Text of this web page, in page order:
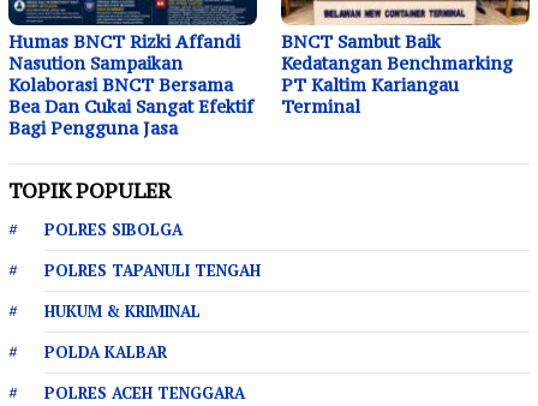
Humas BNCT Rizki Affandi
Nasution Sampaikan
Kolaborasi BNCT Bersama
Bea Dan Cukai Sangat Efektif
Bagi Pengguna Jasa
BNCT Sambut Baik
Kedatangan Benchmarking
PT Kaltim Kariangau
Terminal
TOPIK POPULER
POLRES SIBOLGA
POLRES TAPANULI TENGAH
HUKUM & KRIMINAL
POLDA KALBAR
POLRES ACEH TENGGARA